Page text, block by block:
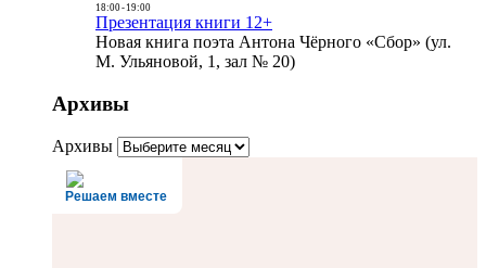
18:00- 19:00
Презентация книги 12+
Новая книга поэта Антона Чёрного «Сбор» (ул.
М. Ульяновой, 1, зал № 20)
Архивы
Архивы
Решаем вместе